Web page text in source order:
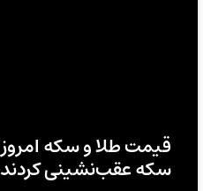
سکه عقب‌نشینی کردند